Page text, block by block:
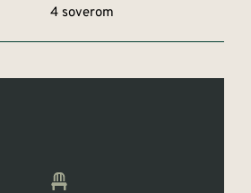
4 soverom